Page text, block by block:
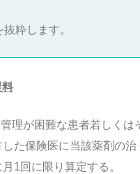
粋します。
料
理が困難な患者若しく
た保険医に当該薬剤の
1回に限り算定する。